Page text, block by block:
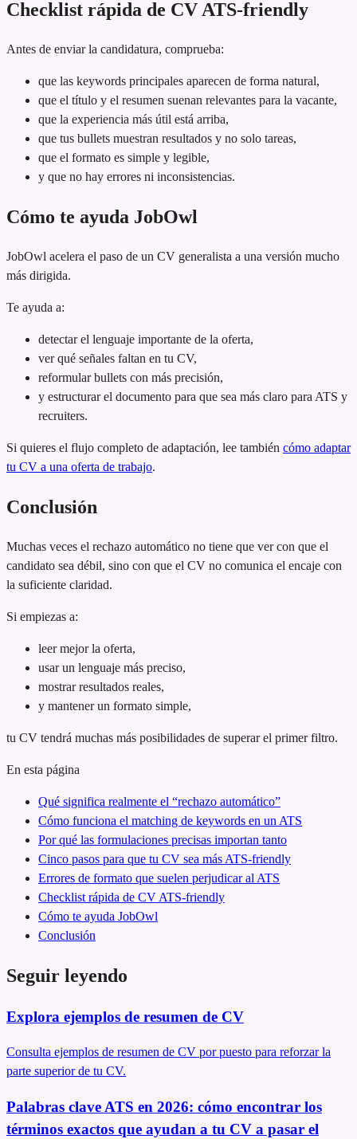
Checklist rápida de CV ATS-friendly
Antes de enviar la candidatura, comprueba:
que las keywords principales aparecen de forma natural,
que el título y el resumen suenan relevantes para la vacante,
que la experiencia más útil está arriba,
que tus bullets muestran resultados y no solo tareas,
que el formato es simple y legible,
y que no hay errores ni inconsistencias.
Cómo te ayuda JobOwl
JobOwl acelera el paso de un CV generalista a una versión mucho
más dirigida.
Te ayuda a:
detectar el lenguaje importante de la oferta,
ver qué señales faltan en tu CV,
reformular bullets con más precisión,
y estructurar el documento para que sea más claro para ATS y
recruiters.
Si quieres el flujo completo de adaptación, lee también cómo adaptar
tu CV a una oferta de trabajo.
Conclusión
Muchas veces el rechazo automático no tiene que ver con que el
candidato sea débil, sino con que el CV no comunica el encaje con
la suficiente claridad.
Si empiezas a:
leer mejor la oferta,
usar un lenguaje más preciso,
mostrar resultados reales,
y mantener un formato simple,
tu CV tendrá muchas más posibilidades de superar el primer filtro.
En esta página
Qué significa realmente el “rechazo automático”
Cómo funciona el matching de keywords en un ATS
Por qué las formulaciones precisas importan tanto
Cinco pasos para que tu CV sea más ATS-friendly
Errores de formato que suelen perjudicar al ATS
Checklist rápida de CV ATS-friendly
Cómo te ayuda JobOwl
Conclusión
Seguir leyendo
Explora ejemplos de resumen de CV
Consulta ejemplos de resumen de CV por puesto para reforzar la
parte superior de tu CV.
Palabras clave ATS en 2026: cómo encontrar los
términos exactos que ayudan a tu CV a pasar el